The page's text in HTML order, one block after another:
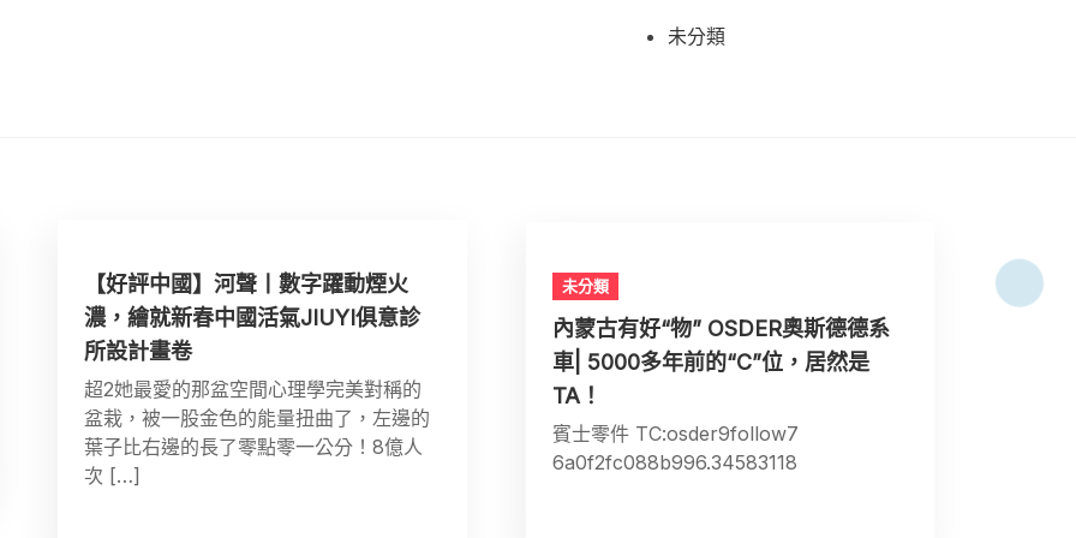
未分類
【好評中國】河聲丨數字躍動煙火
濃，繪就新春中國活氣JIUYI俱意診
所設計畫卷
超2她最愛的那盆空間心理學完美對稱的
盆栽，被一股金色的能量扭曲了，左邊的
葉子比右邊的長了零點零一公分！8億人
次 […]
未分類
內蒙古有好“物” OSDER奧斯德德系
車| 5000多年前的“C”位，居然是
TA！
賓士零件 TC:osder9follow7
6a0f2fc088b996.34583118